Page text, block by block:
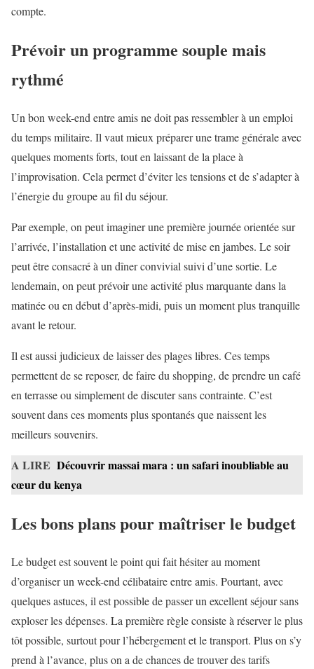
compte.
Prévoir un programme souple mais
rythmé
Un bon week-end entre amis ne doit pas ressembler à un emploi
du temps militaire. Il vaut mieux préparer une trame générale avec
quelques moments forts, tout en laissant de la place à
l’improvisation. Cela permet d’éviter les tensions et de s’adapter à
l’énergie du groupe au fil du séjour.
Par exemple, on peut imaginer une première journée orientée sur
l’arrivée, l’installation et une activité de mise en jambes. Le soir
peut être consacré à un dîner convivial suivi d’une sortie. Le
lendemain, on peut prévoir une activité plus marquante dans la
matinée ou en début d’après-midi, puis un moment plus tranquille
avant le retour.
Il est aussi judicieux de laisser des plages libres. Ces temps
permettent de se reposer, de faire du shopping, de prendre un café
en terrasse ou simplement de discuter sans contrainte. C’est
souvent dans ces moments plus spontanés que naissent les
meilleurs souvenirs.
A LIRE Découvrir massai mara : un safari inoubliable au
cœur du kenya
Les bons plans pour maîtriser le budget
Le budget est souvent le point qui fait hésiter au moment
d’organiser un week-end célibataire entre amis. Pourtant, avec
quelques astuces, il est possible de passer un excellent séjour sans
exploser les dépenses. La première règle consiste à réserver le plus
tôt possible, surtout pour l’hébergement et le transport. Plus on s’y
prend à l’avance, plus on a de chances de trouver des tarifs